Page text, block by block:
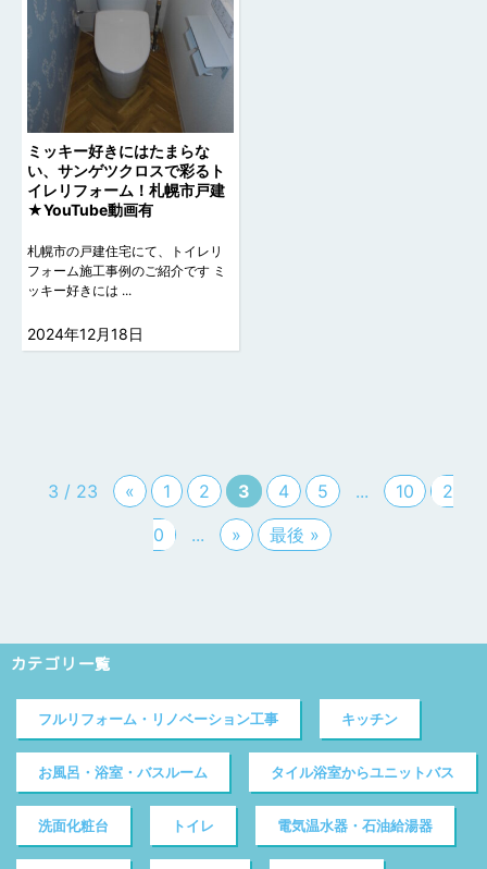
ミッキー好きにはたまらな
い、サンゲツクロスで彩るト
イレリフォーム！札幌市戸建
★YouTube動画有
札幌市の戸建住宅にて、トイレリ
フォーム施工事例のご紹介です ミ
ッキー好きには ...
2024年12月18日
3 / 23 « 1 2 3 4 5 ... 10
2
0
... » 最後 »
カテゴリ一覧
フルリフォーム・リノベーション工事 キッチン
お風呂・浴室・バスルーム タイル浴室からユニットバス
洗面化粧台 トイレ 電気温水器・石油給湯器